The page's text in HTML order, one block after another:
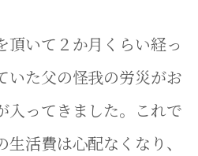
頂いて２か月くらい経っ
いた父の怪我の労災がお
入ってきました。これで
活費は心配なくなり、